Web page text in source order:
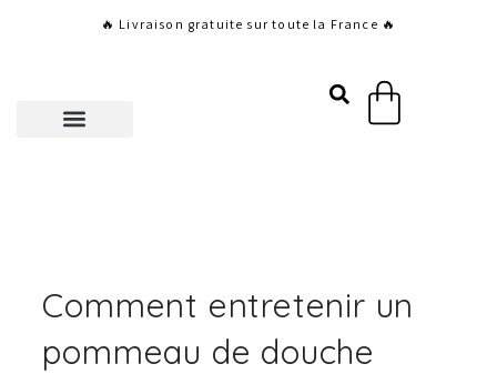
🔥 Livraison gratuite sur toute la France 🔥
Panier
Comment entretenir un
pommeau de douche